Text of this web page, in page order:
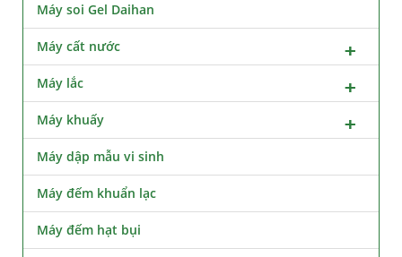
Máy soi Gel Daihan
Máy cất nước
Máy lắc
Máy khuấy
Máy dập mẫu vi sinh
Máy đếm khuẩn lạc
Máy đếm hạt bụi